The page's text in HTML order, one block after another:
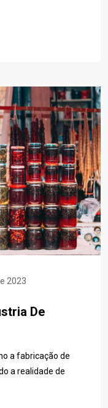
2023
De
a fabricação de
a realidade de